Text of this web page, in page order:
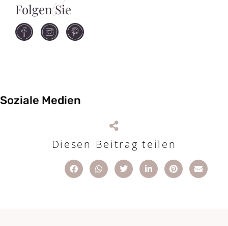
Folgen Sie
Uns
Soziale Medien
Diesen Beitrag teilen